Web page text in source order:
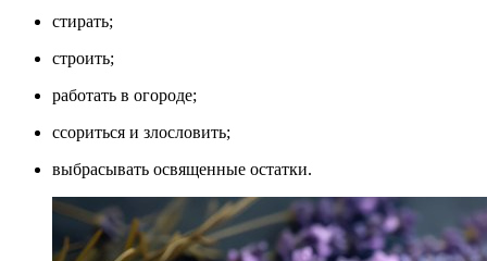
стирать;
строить;
работать в огороде;
ссориться и злословить;
выбрасывать освященные остатки.